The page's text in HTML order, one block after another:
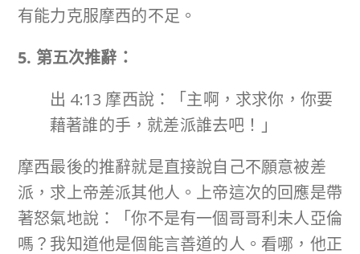
有能力克服摩西的不足。
5. 第五次推辭：
出 4:13 摩西說：「主啊，求求你，你要
藉著誰的手，就差派誰去吧！」
摩西最後的推辭就是直接說自己不願意被差
派，求上帝差派其他人。上帝這次的回應是帶
著怒氣地說：「你不是有一個哥哥利未人亞倫
嗎？我知道他是個能言善道的人。看哪，他正